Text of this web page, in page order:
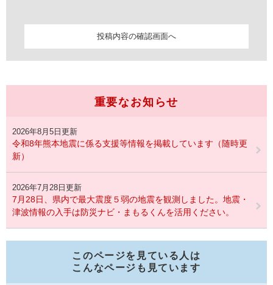
重要なお知らせ
2026年8月5日更新
令和8年熊本地震に係る支援等情報を掲載しています（随時更
新）
2026年7月28日更新
7月28日、県内で最大震度５弱の地震を観測しました。地震・
津波情報の入手は防災ナビ・まもるくんを活用ください。
このページを見ている人は
こんなページも見ています